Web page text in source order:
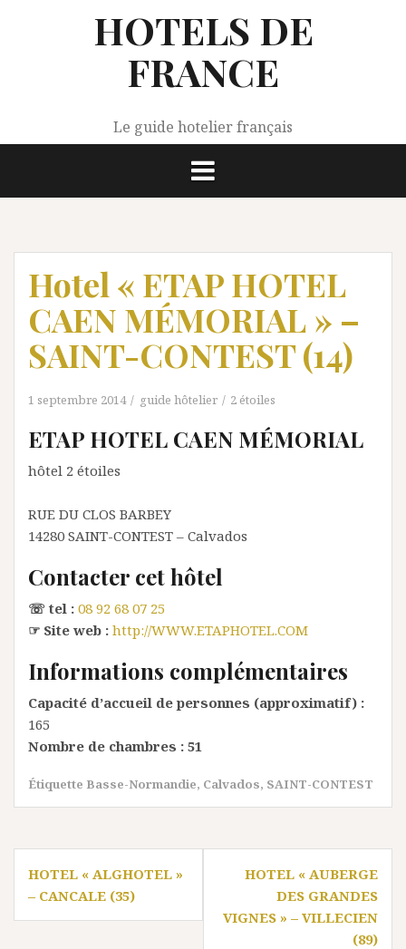
HOTELS DE
FRANCE
Le guide hotelier français
Hotel « ETAP HOTEL
CAEN MÉMORIAL » –
SAINT-CONTEST (14)
1 septembre 2014 guide hôtelier 2 étoiles
ETAP HOTEL CAEN MÉMORIAL
hôtel 2 étoiles
RUE DU CLOS BARBEY
14280 SAINT-CONTEST – Calvados
Contacter cet hôtel
☏ tel : 08 92 68 07 25
☞ Site web : http://WWW.ETAPHOTEL.COM
Informations complémentaires
Capacité d’accueil de personnes (approximatif) :
165
Nombre de chambres : 51
Étiquette Basse-Normandie, Calvados, SAINT-CONTEST
Navigation
de
l’article
HOTEL « ALGHOTEL »
– CANCALE (35)
HOTEL « AUBERGE
DES GRANDES
VIGNES » – VILLECIEN
(89)